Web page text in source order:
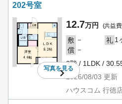
202号室
写真を見る
12.7万円 (共益
敷 － 礼 1
償 －
2階 / 1LDK /
2026/08/03 更新
ハウスコム 行徳